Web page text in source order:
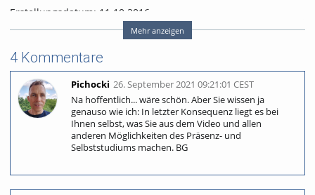
Erstellungsdatum: 11.10.2016
Namensnennung - Nicht kommerziell - Keine
Bearbeitung, https://creativecommons.org/licenses/by-nc-
nd/4.0/legalcode.de)
Namensnennung bitte wie folgt: „Frank Pichocki / HSPV NRW,
CC BY-NC-ND 4.0"
Mehr anzeigen
4 Kommentare
Pichocki 26. September 2021 09:21:01 CEST
Na hoffentlich... wäre schön. Aber Sie wissen ja
genauso wie ich: In letzter Konsequenz liegt es bei
Ihnen selbst, was Sie aus dem Video und allen
anderen Möglichkeiten des Präsenz- und
Selbststudiums machen. BG